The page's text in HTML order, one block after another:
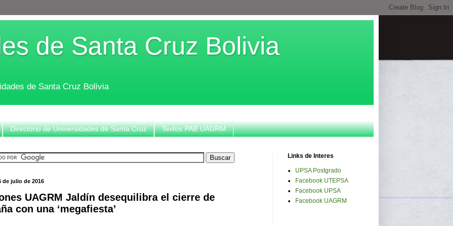
de Santa Cruz Bolivia
de Santa Cruz Bolivia
Directorio de Universidades de Santa Cruz Textos PAB UAGRM
de julio de 2016
UAGRM Jaldín desequilibra el cierre de
con una ‘megafiesta’
Links de Interes
UPSA Postgrado
Facebook UTEPSA
Facebook UPSA
Facebook UAGRM